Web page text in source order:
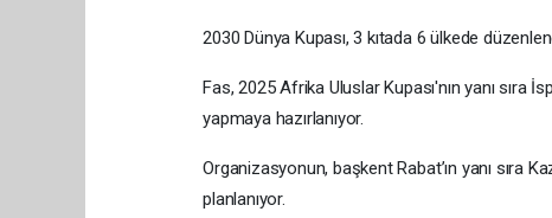
2030 Dünya Kupası, 3 kıtada 6 ülkede
Fas, 2025 Afrika Uluslar Kupası'nın yanı sıra
yapmaya hazırlanıyor.
Organizasyonun, başkent Rabat’ın yanı sıra
planlanıyor.